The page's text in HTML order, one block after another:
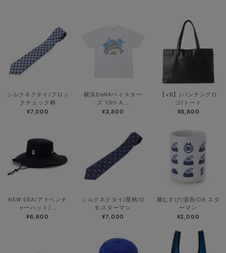
シルクネクタイ/ブロッ
クチェック柄
¥7,000
横浜DeNAベイスター
ズ 15th A...
¥3,800
【+B】/パンチングロ
ゴ/トート
¥8,800
NEW ERA/アドベンチ
ャーハット/...
¥6,600
シルクネクタイ/星柄/D
B.スターマン
¥7,000
勝むすび/湯呑/DB.スタ
ーマン
¥2,000